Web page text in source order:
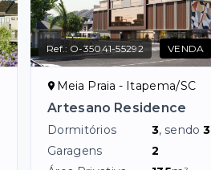
Ref.: O-35041-55292 VENDA
Meia Praia - Itapema/SC
Artesano Residence
Dormitórios 3, sendo3
Garagens
2